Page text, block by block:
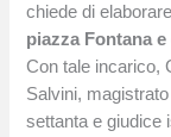
chiede di
piazza Fontana
Con tale incarico,
Salvini,
settanta e giudice